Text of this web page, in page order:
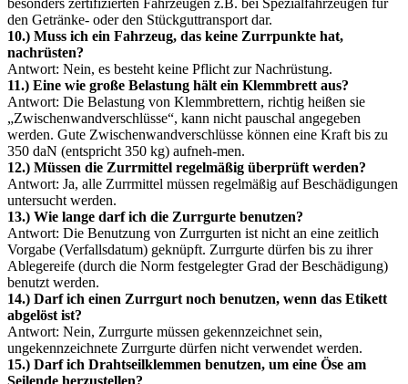
den Getränke- oder den Stückguttransport dar.
10.) Muss ich ein Fahrzeug, das keine Zurrpunkte hat,
nachrüsten?
Antwort: Nein, es besteht keine Pflicht zur Nachrüstung.
11.) Eine wie große Belastung hält ein Klemmbrett aus?
Antwort: Die Belastung von Klemmbrettern, richtig heißen sie
„Zwischenwandverschlüsse“, kann nicht pauschal angegeben
werden. Gute Zwischenwandverschlüsse können eine Kraft bis zu
350 daN (entspricht 350 kg) aufneh-men.
12.) Müssen die Zurrmittel regelmäßig überprüft werden?
Antwort: Ja, alle Zurrmittel müssen regelmäßig auf Beschädigungen
untersucht werden.
13.) Wie lange darf ich die Zurrgurte benutzen?
Antwort: Die Benutzung von Zurrgurten ist nicht an eine zeitlich
Vorgabe (Verfallsdatum) geknüpft. Zurrgurte dürfen bis zu ihrer
Ablegereife (durch die Norm festgelegter Grad der Beschädigung)
benutzt werden.
14.) Darf ich einen Zurrgurt noch benutzen, wenn das Etikett
abgelöst ist?
Antwort: Nein, Zurrgurte müssen gekennzeichnet sein,
ungekennzeichnete Zurrgurte dürfen nicht verwendet werden.
15.) Darf ich Drahtseilklemmen benutzen, um eine Öse am
Seilende herzustellen?